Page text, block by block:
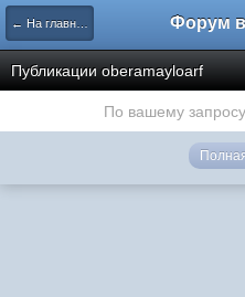
← На главную
Публикации oberamayloarf
По вашему